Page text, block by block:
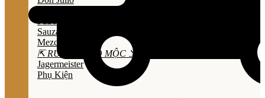
Sauza
Mezcal
⇱ RƯỢU THẢO MỘC ⇲
Jagermeister
Phụ Kiện